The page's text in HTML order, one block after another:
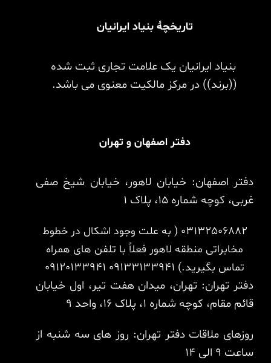
تاریخچۀ بنیاد ایرانیان
بنیاد ایرانیان یک علامت تجاری ثبت شده
((برند)) در مرکز مالکیت معنوی می باشد.
دفتر اصفهان و تهران
دفتر اصفهان: خیابان لاهور، خیابان شیخ صفی
غربی، کوچه شماره 15، پلاک 1
03132506882 ( به علت وجود اشکال در خطوط
مخابراتی منطقه لاهور فعلاً با تلفن های همراه
تماس بگیرید.) 09133133941
09120133941
دفتر تهران: تهران، میدان هفت تیر، اول خیابان
قائم مقام، کوچه شماره 1، پلاک 16، واحد 9
روزهای ملاقات دفتر تهران: روز های سه شنبه از
ساعت 9 الی 14